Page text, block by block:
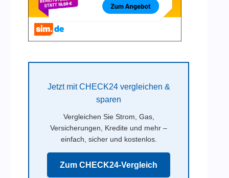
Jetzt mit CHECK24 vergleichen &
sparen
Vergleichen Sie Strom, Gas,
Versicherungen, Kredite und mehr –
einfach, sicher und kostenlos.
Zum CHECK24-Vergleich